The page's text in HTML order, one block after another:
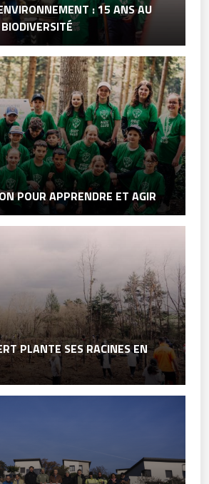
: 15 ANS AU
POUR APPRENDRE ET AGIR
PLANTE SES RACINES EN